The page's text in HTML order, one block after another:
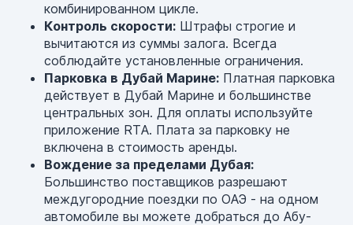
комбинированном цикле.
Контроль скорости: Штрафы строгие и
вычитаются из суммы залога. Всегда
соблюдайте установленные ограничения.
Парковка в Дубай Марине: Платная парковка
действует в Дубай Марине и большинстве
центральных зон. Для оплаты используйте
приложение RTA. Плата за парковку не
включена в стоимость аренды.
Вождение за пределами Дубая:
Большинство поставщиков разрешают
междугородние поездки по ОАЭ - на одном
автомобиле вы можете добраться до Абу-